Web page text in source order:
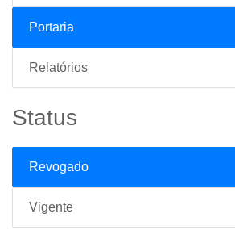
Portaria
Relatórios
Status
Revogado
Vigente